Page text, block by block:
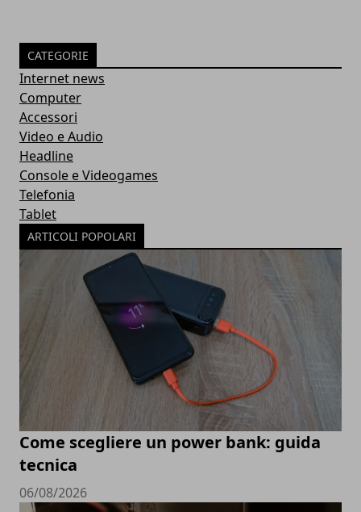
CATEGORIE
Internet news
Computer
Accessori
Video e Audio
Headline
Console e Videogames
Telefonia
Tablet
ARTICOLI POPOLARI
Come scegliere un power bank: guida
tecnica
06/08/2026